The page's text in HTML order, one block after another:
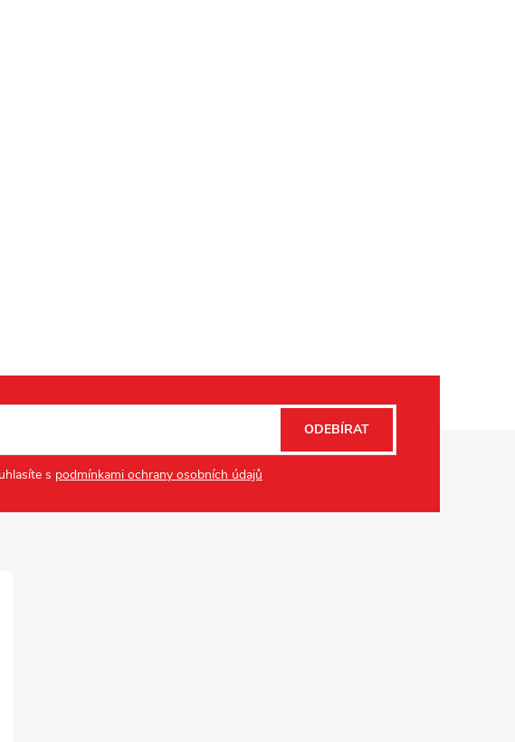
s podmínkami ochrany osobních údajů
ODEBÍRAT